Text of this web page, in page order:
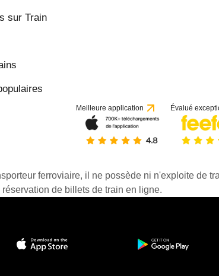
sur Train
Meilleure application Évalué
ferroviaire, il ne possède ni n'exploite de
de billets de train en ligne.